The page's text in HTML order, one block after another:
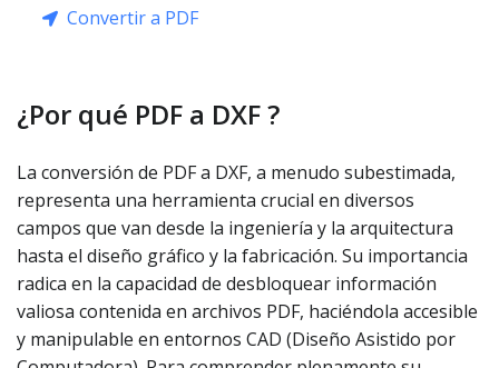
Convertir a PDF
¿Por qué PDF a DXF ?
La conversión de PDF a DXF, a menudo subestimada,
representa una herramienta crucial en diversos
campos que van desde la ingeniería y la arquitectura
hasta el diseño gráfico y la fabricación. Su importancia
radica en la capacidad de desbloquear información
valiosa contenida en archivos PDF, haciéndola accesible
y manipulable en entornos CAD (Diseño Asistido por